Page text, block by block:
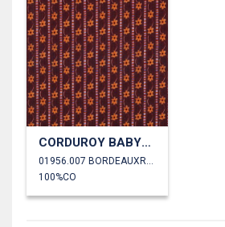
CORDUROY BABYRIB DIGITAAL BLOEMEN
01956.007 BORDEAUXROOD
100%CO